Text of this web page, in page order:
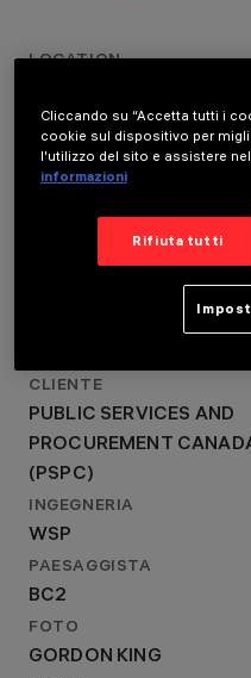
2024
DFS,
ARCHITECTURE49
INC.
LIGHTEMOTION
LOCATION
ANNO
2024
PROGETTAZIONE
DFS, ARCHITECTURE49
CLIENTE
PUBLIC SERVICES AND
PROCUREMENT
(PSPC)
INGEGNERIA
WSP
PAESAGGISTA
BC2
FOTO
GORDON KING
Cliccando su “Accetta tutti i
cookie sul dispositivo per
l'utilizzo del sito e assistere
informazioni
Rifiuta tutti